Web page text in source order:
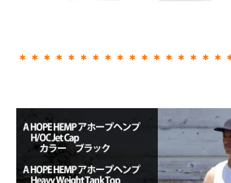
＊＊＊＊＊＊＊＊＊＊＊＊＊＊＊＊＊